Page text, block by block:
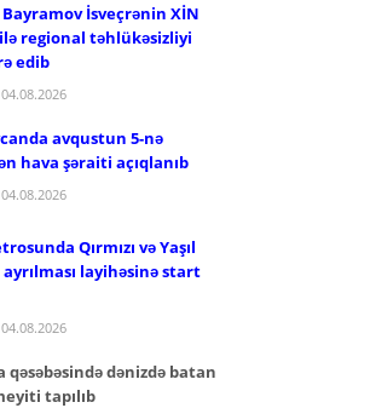
İsveçrənin XİN
regional təhlükəsizliyi
edib
avqustun 5-nə
hava şəraiti açıqlanıb
Qırmızı və Yaşıl
layihəsinə start
qəsəbəsində dənizdə batan
tapılıb